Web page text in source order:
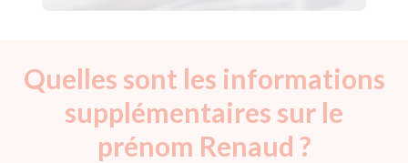
Quelles sont les informations
supplémentaires sur le
prénom Renaud ?